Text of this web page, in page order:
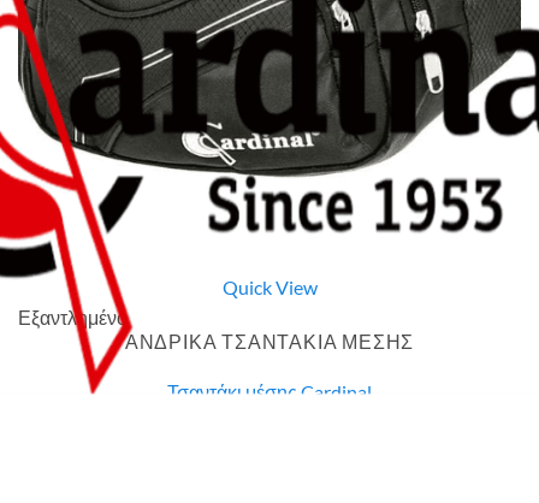
Quick View
Εξαντλημένο
ΑΝΔΡΙΚΑ ΤΣΑΝΤΑΚΙΑ ΜΕΣΗΣ
Τσαντάκι μέσης Cardinal